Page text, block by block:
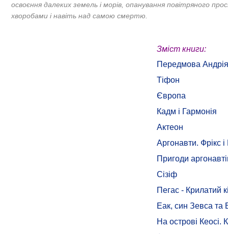
освоєння далеких земель і морів, опанування повітряного
хворобами і навіть над самою смертю.
Зміст книги:
Передмова
Тіфон
Європа
Кадм і Гармонія
Актеон
Аргонавти. Фрікс
Пригоди
Сізіф
Пегас - Крилатий
Еак, син Зевса та
На острові Кеосі.